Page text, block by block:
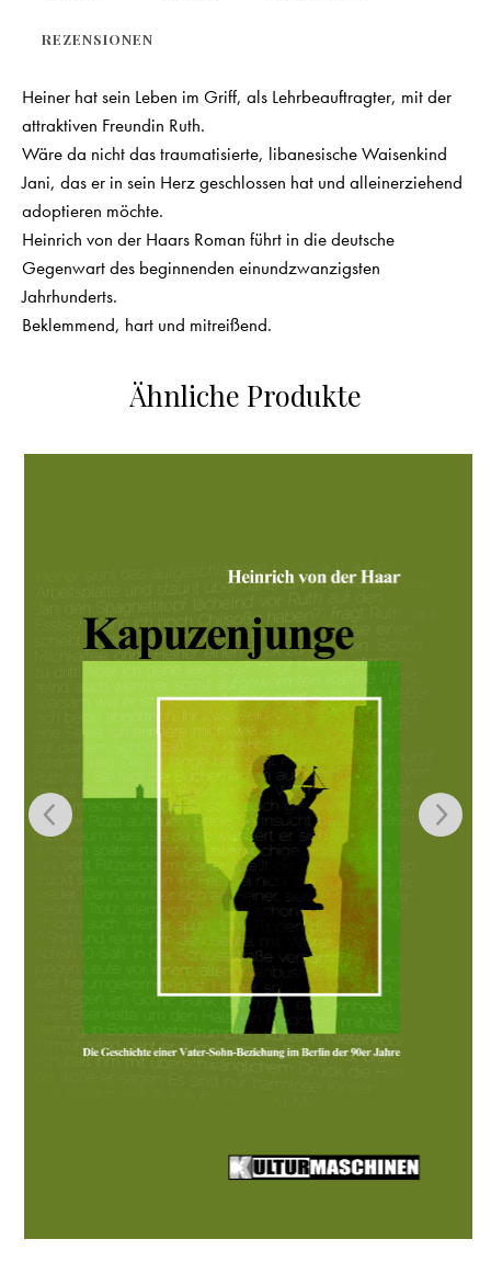
REZENSIONEN
Heiner hat sein Leben im Griff, als Lehrbeauftragter, mit der
attraktiven Freundin Ruth.
Wäre da nicht das traumatisierte, libanesische Waisenkind
Jani, das er in sein Herz geschlossen hat und alleinerziehend
adoptieren möchte.
Heinrich von der Haars Roman führt in die deutsche
Gegenwart des beginnenden einundzwanzigsten
Jahrhunderts.
Beklemmend, hart und mitreißend.
Ähnliche Produkte